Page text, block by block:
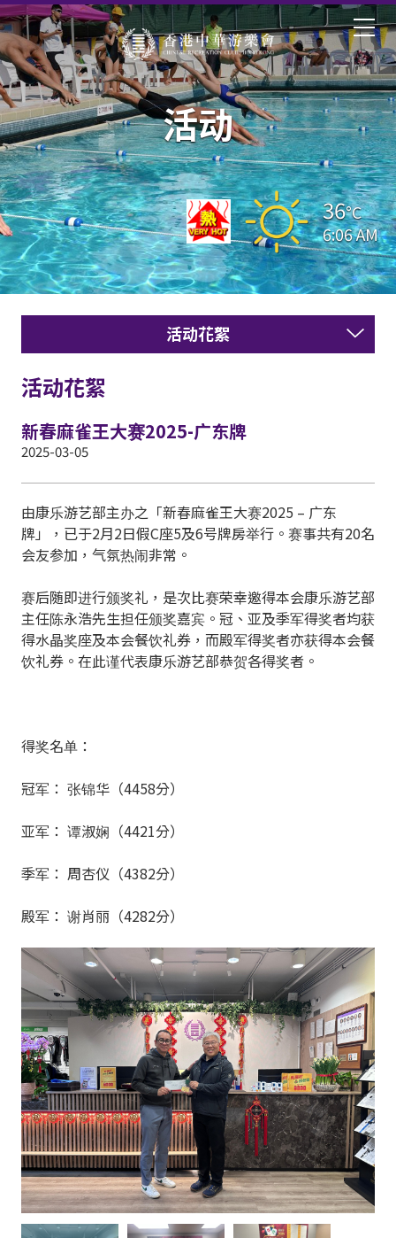
36°C
6:06 AM
活动
活动花絮
活动花絮
新春麻雀王大赛2025-广东牌
2025-03-05
由康乐游艺部主办之「新春麻雀王大赛2025 – 广东
牌」，已于2月2日假C座5及6号牌房举行。赛事共有20名
会友参加，气氛热闹非常。
赛后随即进行颁奖礼，是次比赛荣幸邀得本会康乐游艺部
主任陈永浩先生担任颁奖嘉宾。冠、亚及季军得奖者均获
得水晶奖座及本会餐饮礼券，而殿军得奖者亦获得本会餐
饮礼券。在此谨代表康乐游艺部恭贺各得奖者。
得奖名单：
冠军： 张锦华（4458分）
亚军： 谭淑娴（4421分）
季军： 周杏仪（4382分）
殿军： 谢肖丽（4282分）